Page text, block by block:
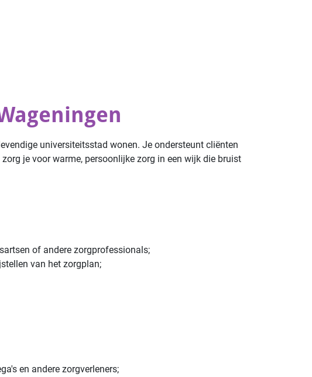
universiteitsstad wonen. Je ondersteunt cliënten
je voor warme, persoonlijke zorg in een wijk die bruist
of andere zorgprofessionals;
van het zorgplan;
en andere zorgverleners;